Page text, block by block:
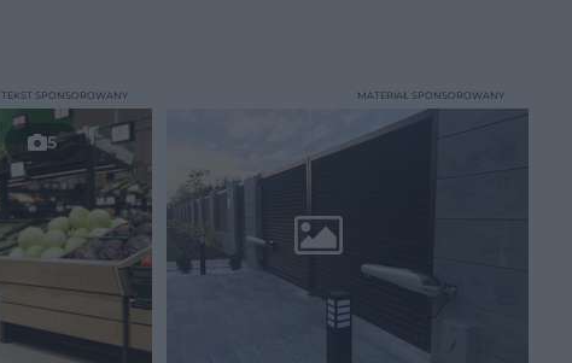
5
TEKST SPONSOROWANY MATERIAŁ SPONSOROWANY